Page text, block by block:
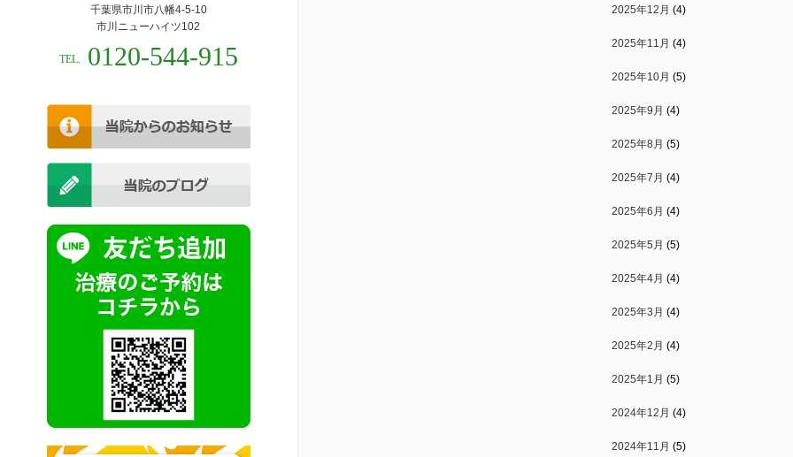
千葉県市川市八幡4-5-10
市川ニューハイツ102
TEL. 0120-544-915
2025年12月 (4)
2025年11月 (4)
2025年10月 (5)
2025年9月 (4)
2025年8月 (5)
2025年7月 (4)
2025年6月 (4)
2025年5月 (5)
2025年4月 (4)
2025年3月 (4)
2025年2月 (4)
2025年1月 (5)
2024年12月 (4)
2024年11月 (5)